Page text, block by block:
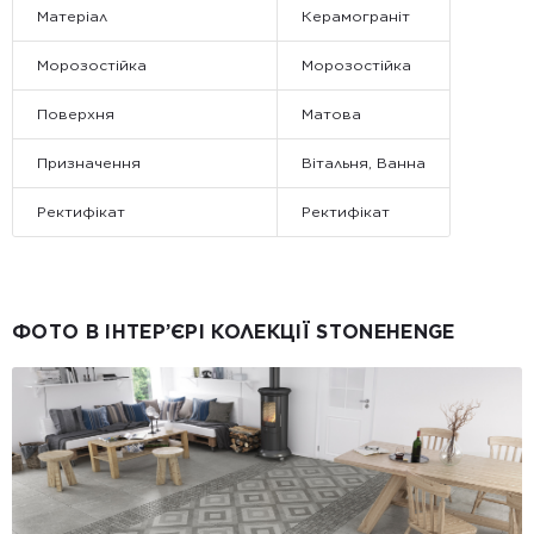
Матеріал Керамограніт
Морозостійка Морозостійка
Поверхня Матова
Призначення Вітальня, Ванна
Ректифікат Ректифікат
ФОТО В ІНТЕР’ЄРІ КОЛЕКЦІЇ STONEHENGE